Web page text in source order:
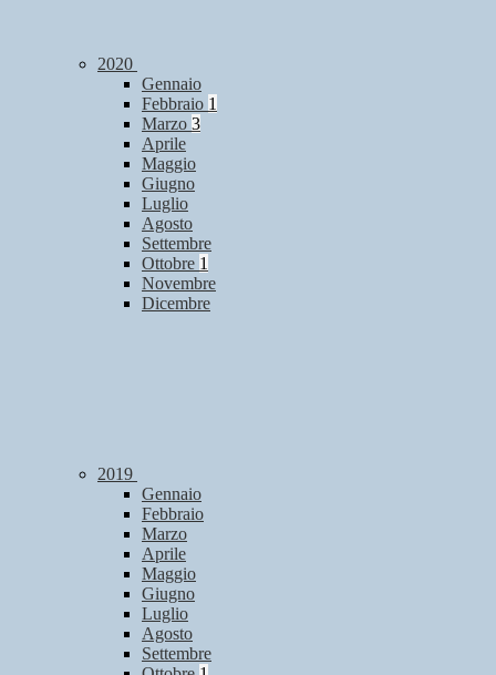
2020
Gennaio
Febbraio 1
Marzo 3
Aprile
Maggio
Giugno
Luglio
Agosto
Settembre
Ottobre 1
Novembre
Dicembre
2019
Gennaio
Febbraio
Marzo
Aprile
Maggio
Giugno
Luglio
Agosto
Settembre